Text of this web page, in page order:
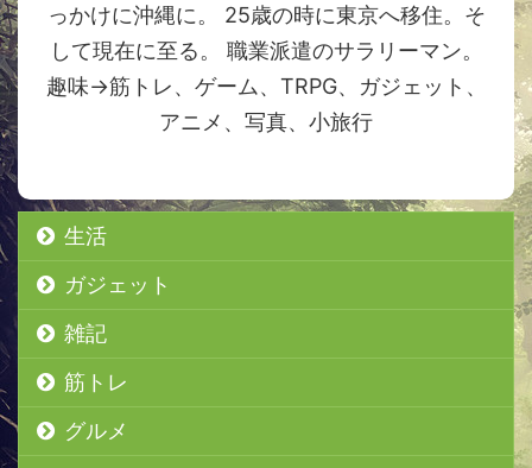
っかけに沖縄に。 25歳の時に東京へ移住。そ
して現在に至る。 職業派遣のサラリーマン。
趣味→筋トレ、ゲーム、TRPG、ガジェット、
アニメ、写真、小旅行
生活
ガジェット
雑記
筋トレ
グルメ